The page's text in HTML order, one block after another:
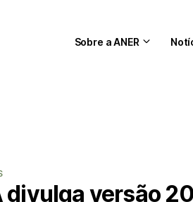
Sobre a ANER
divulga versão